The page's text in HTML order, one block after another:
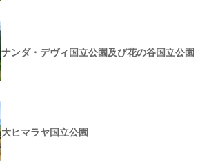
ナンダ・デヴィ国立公園及び花の谷国立公園
大ヒマラヤ国立公園